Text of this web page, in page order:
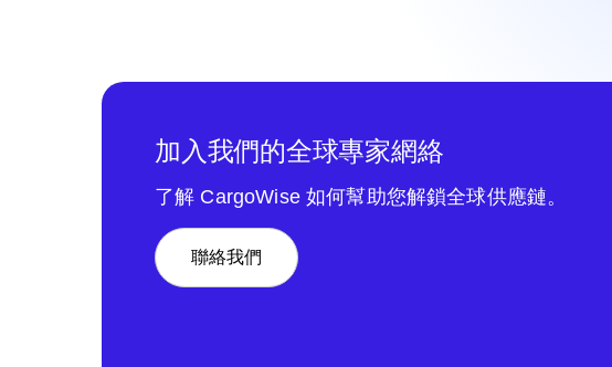
加入我們的全球專家網絡
了解 CargoWise 如何幫助您解鎖全球供應鏈。
聯絡我們